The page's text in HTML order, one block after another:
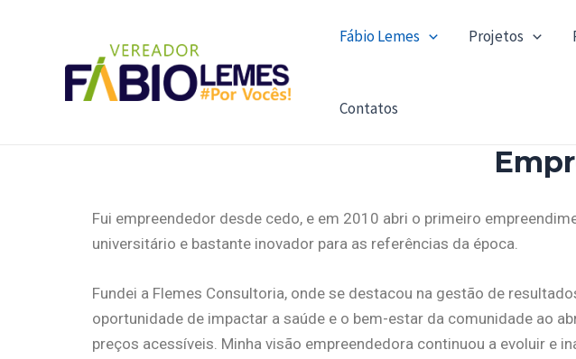
Fábio Lemes Projetos
Contatos
Fui empreendedor desde cedo, e em 2010 abri o primeiro
universitário e bastante inovador para as referências da época.
Fundei a Flemes Consultoria, onde se destacou na gestão de
oportunidade de impactar a saúde e o bem-estar da comunidade ao
preços acessíveis. Minha visão empreendedora continuou a evoluir e